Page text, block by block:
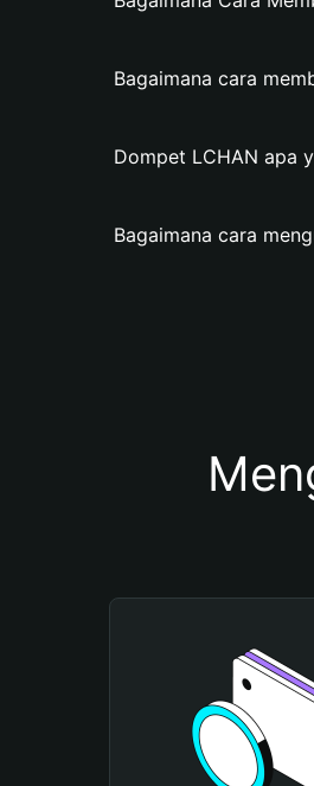
Bagaimana cara
Dompet LCHAN apa
Bagaimana cara